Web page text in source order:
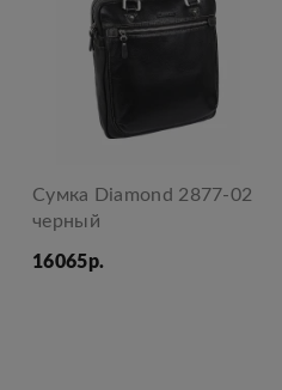
Сумка Diamond 2877-02
черный
16065р.